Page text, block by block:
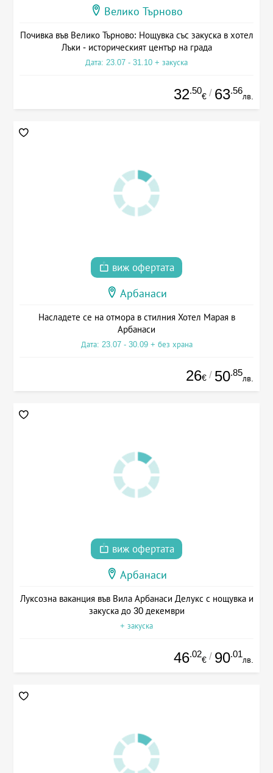
Велико Търново
Почивка във Велико Търново: Нощувка със закуска в хотел
Лъки - историческият център на града
Дата: 23.07 - 31.10 + закуска
32.50
€ / 63.56
лв.
виж офертата
Арбанаси
Насладете се на отмора в стилния Хотел Марая в
Арбанаси
Дата: 23.07 - 30.09 + без храна
26€ / 50.85
лв.
виж офертата
Арбанаси
Луксозна ваканция във Вила Арбанаси Делукс с нощувка и
закуска до 30 декември
+ закуска
46.02
€ / 90.01
лв.